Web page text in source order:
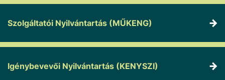
Szolgáltatói Nyilvántartás (MŰKENG)
Igénybevevői Nyilvántartás (KENYSZI)